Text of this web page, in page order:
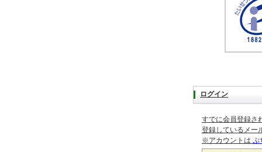
ログイン
すでに会員登録さ
登録しているメー
※アカウントは ぷ